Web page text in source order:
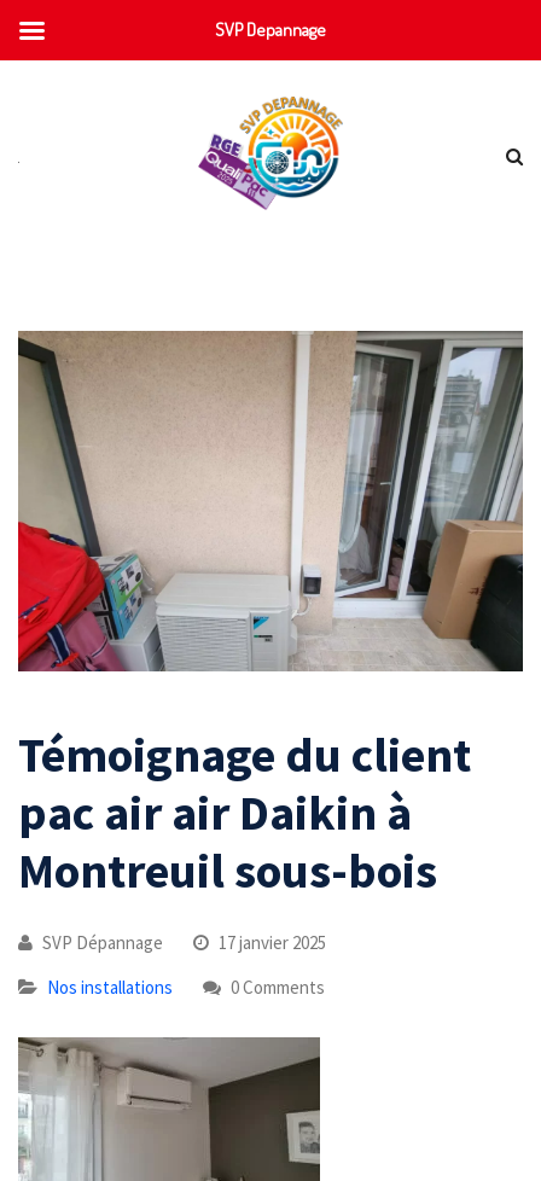
Témoignage du client
pac air air Daikin à
Montreuil sous-bois
SVP Dépannage
17 janvier 2025
Nos installations
0 Comments
SVP Depannage